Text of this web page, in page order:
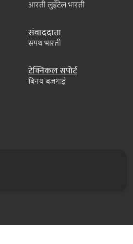
आरती लुइँटेल भारती
संवाददाता
सपथ भारती
टेक्निकल सपोर्ट
बिनय बजगाईं